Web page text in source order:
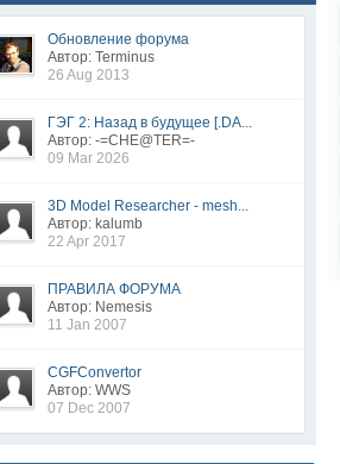
Обновление форума
Автор: Terminus
26 Aug 2013
ГЭГ 2: Назад в будущее [.DA...
Автор: -=CHE@TER=-
09 Mar 2026
3D Model Researcher - mesh...
Автор: kalumb
22 Apr 2017
ПРАВИЛА ФОРУМА
Автор: Nemesis
11 Jan 2007
CGFConvertor
Автор: WWS
07 Dec 2007